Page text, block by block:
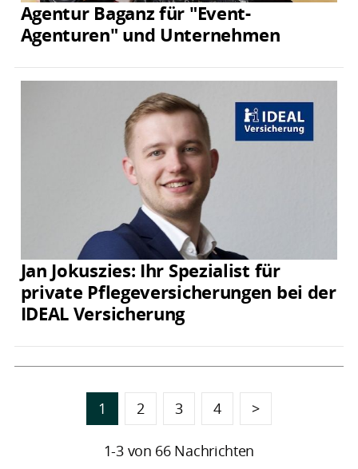
Agentur Baganz für "Event-
Agenturen" und Unternehmen
Jan Jokuszies: Ihr Spezialist für
private Pflegeversicherungen bei der
IDEAL Versicherung
1 2 3 4 >
1-3 von 66 Nachrichten